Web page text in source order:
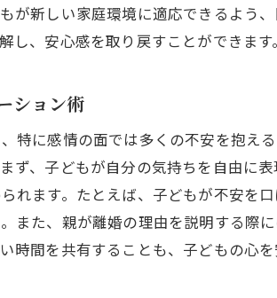
専門家から見た子どもの福
親権争いの心理的影響とそ
離婚時における子どものケアと
熊本で利用可能な子ども支
支援制度を活用した具体例
行政や非営利団体によるサ
子ども向けカウンセリング
支援制度の申請手続きと注
が新しい家庭環境に適応できるよう
、安心感を取り戻すことができます。
ション術
特に感情の面では多くの不安を抱え
ず、子どもが自分の気持ちを自由に
れます。たとえば、子どもが不安を
また、親が離婚の理由を説明する際
時間を共有することも、子どもの心を